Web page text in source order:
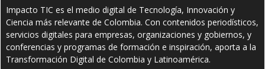
Impacto TIC es el medio digital de Tecnología, Innovación y
Ciencia más relevante de Colombia. Con contenidos periodísticos,
servicios digitales para empresas, organizaciones y gobiernos, y
conferencias y programas de formación e inspiración, aporta a la
Transformación Digital de Colombia y Latinoamérica.